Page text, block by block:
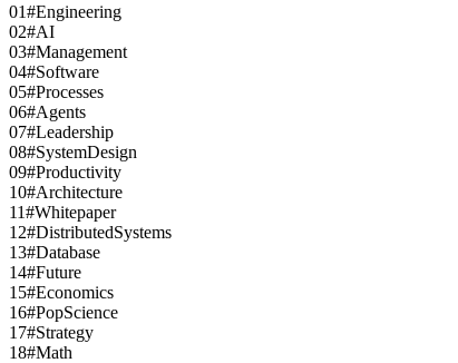
01#Engineering
02#AI
03#Management
04#Software
05#Processes
06#Agents
07#Leadership
08#SystemDesign
09#Productivity
10#Architecture
11#Whitepaper
12#DistributedSystems
13#Database
14#Future
15#Economics
16#PopScience
17#Strategy
18#Math